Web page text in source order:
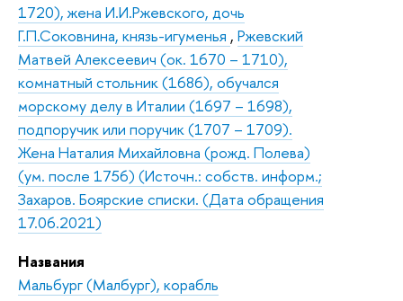
1720), жена И.И.Ржевского, дочь
Г.П.Соковнина, князь-игуменья , Ржевский
Матвей Алексеевич (ок. 1670 – 1710),
комнатный стольник (1686), обучался
морскому делу в Италии (1697 – 1698),
подпоручик или поручик (1707 – 1709).
Жена Наталия Михайловна (рожд. Полева)
(ум. после 1756) (Источн.: собств. информ.;
Захаров. Боярские списки. (Дата обращения
17.06.2021)
Названия
Мальбург (Малбург), корабль